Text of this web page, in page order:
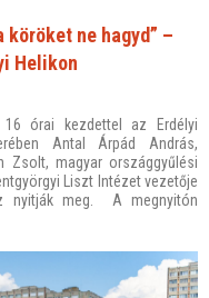
köröket ne hagyd” –
Helikon
órai kezdettel az Erdélyi
Antal Árpád András,
Zsolt, magyar országgyűlési
Liszt Intézet vezetője
nyitják meg. A megnyitón